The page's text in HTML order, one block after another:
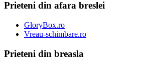
Prieteni din afara breslei
GloryBox.ro
Vreau-schimbare.ro
Prieteni din breasla